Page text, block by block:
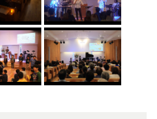
宿泊・研修施設